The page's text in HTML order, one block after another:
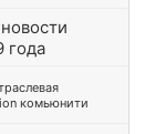
года
комьюнити